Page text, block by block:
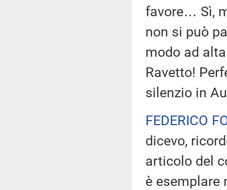
favore… Sì,
non si può
modo ad
Ravetto!
silenzio in
FEDERICO
dicevo,
articolo del
è esemplare